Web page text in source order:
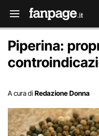
Piperina:
A cura di Redazione Donna